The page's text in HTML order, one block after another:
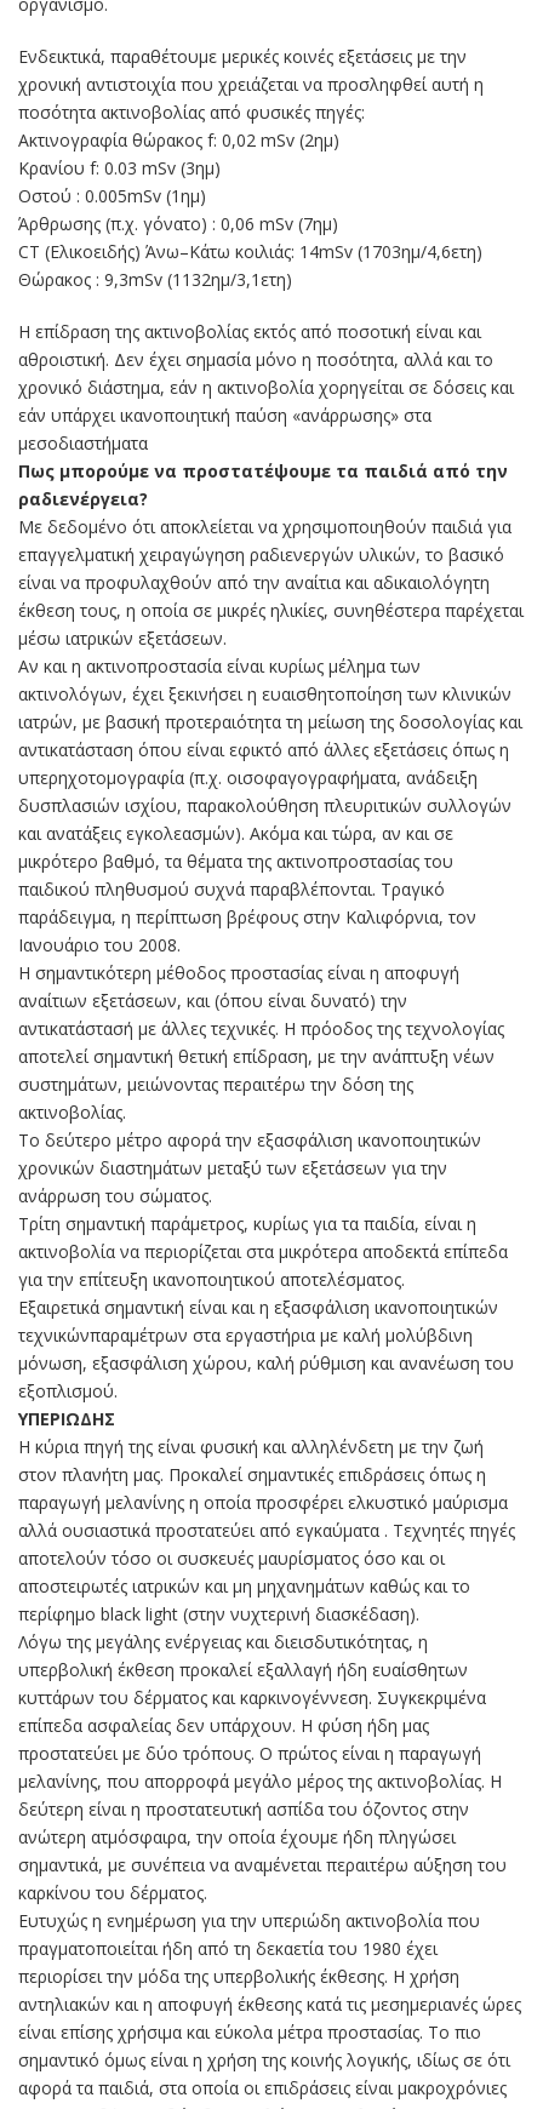
οργανισμό.
Ενδεικτικά, παραθέτουμε μερικές κοινές εξετάσεις με την
χρονική αντιστοιχία που χρειάζεται να προσληφθεί αυτή η
ποσότητα ακτινοβολίας από φυσικές πηγές:
Ακτινογραφία θώρακος f: 0,02 mSv (2ημ)
Κρανίου f: 0.03 mSv (3ημ)
Οστού : 0.005mSv (1ημ)
Άρθρωσης (π.χ. γόνατο) : 0,06 mSv (7ημ)
CT (Ελικοειδής) Άνω–Κάτω κοιλιάς: 14mSv (1703ημ/4,6ετη)
Θώρακος : 9,3mSv (1132ημ/3,1ετη)
Η επίδραση της ακτινοβολίας εκτός από ποσοτική είναι και
αθροιστική. Δεν έχει σημασία μόνο η ποσότητα, αλλά και το
χρονικό διάστημα, εάν η ακτινοβολία χορηγείται σε δόσεις και
εάν υπάρχει ικανοποιητική παύση «ανάρρωσης» στα
μεσοδιαστήματα
Πως μπορούμε να προστατέψουμε τα παιδιά από την
ραδιενέργεια?
Με δεδομένο ότι αποκλείεται να χρησιμοποιηθούν παιδιά για
επαγγελματική χειραγώγηση ραδιενεργών υλικών, το βασικό
είναι να προφυλαχθούν από την αναίτια και αδικαιολόγητη
έκθεση τους, η οποία σε μικρές ηλικίες, συνηθέστερα παρέχεται
μέσω ιατρικών εξετάσεων.
Αν και η ακτινοπροστασία είναι κυρίως μέλημα των
ακτινολόγων, έχει ξεκινήσει η ευαισθητοποίηση των κλινικών
ιατρών, με βασική προτεραιότητα τη μείωση της δοσολογίας και
αντικατάσταση όπου είναι εφικτό από άλλες εξετάσεις όπως η
υπερηχοτομογραφία (π.χ. οισοφαγογραφήματα, ανάδειξη
δυσπλασιών ισχίου, παρακολούθηση πλευριτικών συλλογών
και ανατάξεις εγκολεασμών). Ακόμα και τώρα, αν και σε
μικρότερο βαθμό, τα θέματα της ακτινοπροστασίας του
παιδικού πληθυσμού συχνά παραβλέπονται. Τραγικό
παράδειγμα, η περίπτωση βρέφους στην Καλιφόρνια, τον
Ιανουάριο του 2008.
Η σημαντικότερη μέθοδος προστασίας είναι η αποφυγή
αναίτιων εξετάσεων, και (όπου είναι δυνατό) την
αντικατάστασή με άλλες τεχνικές. Η πρόοδος της τεχνολογίας
αποτελεί σημαντική θετική επίδραση, με την ανάπτυξη νέων
συστημάτων, μειώνοντας περαιτέρω την δόση της
ακτινοβολίας.
Το δεύτερο μέτρο αφορά την εξασφάλιση ικανοποιητικών
χρονικών διαστημάτων μεταξύ των εξετάσεων για την
ανάρρωση του σώματος.
Τρίτη σημαντική παράμετρος, κυρίως για τα παιδία, είναι η
ακτινοβολία να περιορίζεται στα μικρότερα αποδεκτά επίπεδα
για την επίτευξη ικανοποιητικού αποτελέσματος.
Εξαιρετικά σημαντική είναι και η εξασφάλιση ικανοποιητικών
τεχνικώνπαραμέτρων στα εργαστήρια με καλή μολύβδινη
μόνωση, εξασφάλιση χώρου, καλή ρύθμιση και ανανέωση του
εξοπλισμού.
ΥΠΕΡΙΩΔΗΣ
Η κύρια πηγή της είναι φυσική και αλληλένδετη με την ζωή
στον πλανήτη μας. Προκαλεί σημαντικές επιδράσεις όπως η
παραγωγή μελανίνης η οποία προσφέρει ελκυστικό μαύρισμα
αλλά ουσιαστικά προστατεύει από εγκαύματα . Τεχνητές πηγές
αποτελούν τόσο οι συσκευές μαυρίσματος όσο και οι
αποστειρωτές ιατρικών και μη μηχανημάτων καθώς και το
περίφημο black light (στην νυχτερινή διασκέδαση).
Λόγω της μεγάλης ενέργειας και διεισδυτικότητας, η
υπερβολική έκθεση προκαλεί εξαλλαγή ήδη ευαίσθητων
κυττάρων του δέρματος και καρκινογέννεση. Συγκεκριμένα
επίπεδα ασφαλείας δεν υπάρχουν. Η φύση ήδη μας
προστατεύει με δύο τρόπους. Ο πρώτος είναι η παραγωγή
μελανίνης, που απορροφά μεγάλο μέρος της ακτινοβολίας. Η
δεύτερη είναι η προστατευτική ασπίδα του όζοντος στην
ανώτερη ατμόσφαιρα, την οποία έχουμε ήδη πληγώσει
σημαντικά, με συνέπεια να αναμένεται περαιτέρω αύξηση του
καρκίνου του δέρματος.
Ευτυχώς η ενημέρωση για την υπεριώδη ακτινοβολία που
πραγματοποιείται ήδη από τη δεκαετία του 1980 έχει
περιορίσει την μόδα της υπερβολικής έκθεσης. Η χρήση
αντηλιακών και η αποφυγή έκθεσης κατά τις μεσημεριανές ώρες
είναι επίσης χρήσιμα και εύκολα μέτρα προστασίας. Το πιο
σημαντικό όμως είναι η χρήση της κοινής λογικής, ιδίως σε ότι
αφορά τα παιδιά, στα οποία οι επιδράσεις είναι μακροχρόνιες